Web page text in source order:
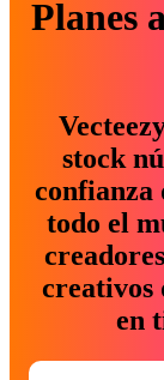
Planes
stock
confianza
todo el
creativos
en